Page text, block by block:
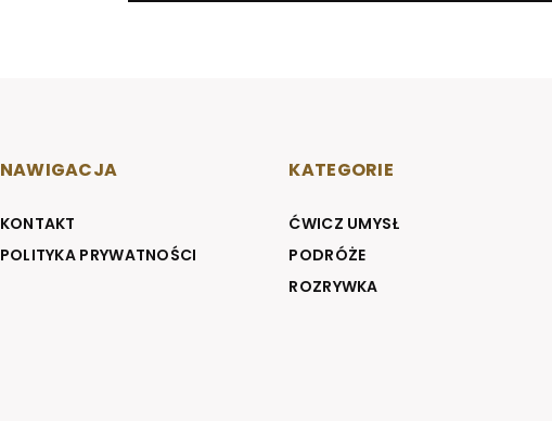
NAWIGACJA
KONTAKT
POLITYKA PRYWATNOŚCI
KATEGORIE
ĆWICZ UMYSŁ
PODRÓŻE
ROZRYWKA